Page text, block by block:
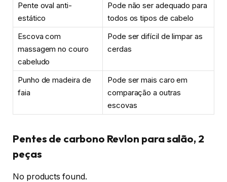
Pente oval anti-
estático
Pode não ser adequado para
todos os tipos de cabelo
Escova com
massagem no couro
cabeludo
Pode ser difícil de limpar as
cerdas
Punho de madeira de
faia
Pode ser mais caro em
comparação a outras
escovas
Pentes de carbono Revlon para salão, 2
peças
No products found.